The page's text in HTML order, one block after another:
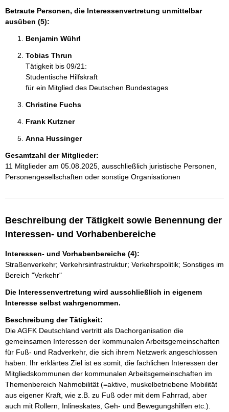
Betraute Personen, die Interessenvertretung unmittelbar
ausüben (5):
Benjamin Wührl
Tobias Thrun
Tätigkeit bis 09/21:
Studentische Hilfskraft
für ein Mitglied des Deutschen Bundestages
Christine Fuchs
Frank Kutzner
Anna Hussinger
Gesamtzahl der Mitglieder:
11 Mitglieder am 05.08.2025, ausschließlich juristische Personen,
Personengesellschaften oder sonstige Organisationen
Beschreibung der Tätigkeit sowie Benennung der
Interessen- und Vorhabenbereiche
Interessen- und Vorhabenbereiche (4):
Straßenverkehr; Verkehrsinfrastruktur; Verkehrspolitik; Sonstiges im
Bereich "Verkehr"
Die Interessenvertretung wird ausschließlich in eigenem
Interesse selbst wahrgenommen.
Beschreibung der Tätigkeit:
Die AGFK Deutschland vertritt als Dachorganisation die
gemeinsamen Interessen der kommunalen Arbeitsgemeinschaften
für Fuß- und Radverkehr, die sich ihrem Netzwerk angeschlossen
haben. Ihr erklärtes Ziel ist es somit, die fachlichen Interessen der
Mitgliedskommunen der kommunalen Arbeitsgemeinschaften im
Themenbereich Nahmobilität (=aktive, muskelbetriebene Mobilität
aus eigener Kraft, wie z.B. zu Fuß oder mit dem Fahrrad, aber
auch mit Rollern, Inlineskates, Geh- und Bewegungshilfen etc.).